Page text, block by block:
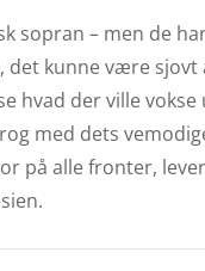
sopran – men de
det kunne være
hvad der ville vokse
med dets
på alle fronter,